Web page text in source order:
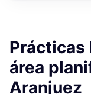
Prácticas
área
Aranjuez